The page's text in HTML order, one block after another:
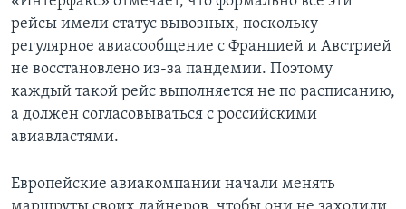
рейсы имели статус вывозных, поскольку
регулярное авиасообщение с Францией и Австрией
не восстановлено из-за пандемии. Поэтому
каждый такой рейс выполняется не по расписанию,
а должен согласовываться с российскими
авиавластями.
Европейские авиакомпании начали менять